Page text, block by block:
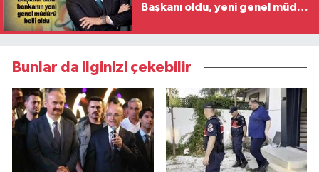
Başkanı oldu, yeni genel müdür
Bunlar da ilginizi çekebilir